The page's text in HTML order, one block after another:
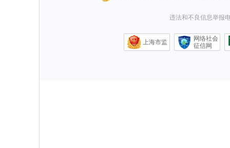
违法和不良信息举报
上海市监
网络社会
征信网